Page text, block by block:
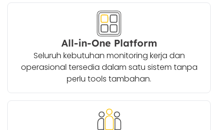
All-in-One Platform
Seluruh kebutuhan monitoring kerja dan
operasional tersedia dalam satu sistem tanpa
perlu tools tambahan.